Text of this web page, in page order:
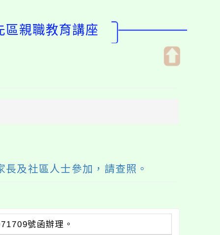
親職教育講座
及社區人士參加，請查照。
號函辦理。